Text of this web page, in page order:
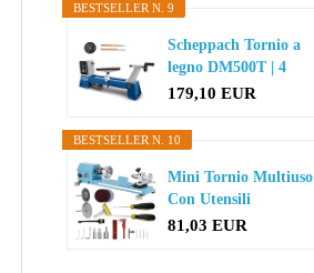
BESTSELLER N. 9
Scheppach Tornio a
legno DM500T | 4
velocit...
179,10 EUR
BESTSELLER N. 10
Mini Tornio Multiuso
Con Utensili
Professionali...
81,03 EUR